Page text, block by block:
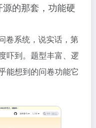
的那套，功能硬
卷系统，说实话，第
吓到。题型丰富、逻
能想到的问卷功能它